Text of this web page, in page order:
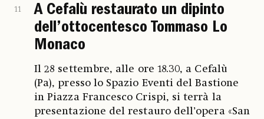
11
A Cefalù restaurato un dipinto
dell’ottocentesco Tommaso Lo
Monaco
Il 28 settembre, alle ore 18.30, a Cefalù
(Pa), presso lo Spazio Eventi del Bastione
in Piazza Francesco Crispi, si terrà la
presentazione del restauro dell’opera «San